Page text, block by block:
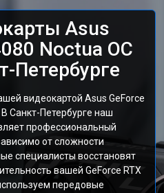
Asus
Noctua OC
Петербурге
видеокартой Asus GeForce
В Санкт-Петербурге наш
профессиональный
от сложности
специалисты восстановят
вашей GeForce RTX
передовые